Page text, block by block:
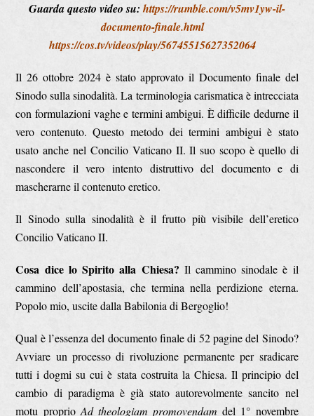
Guarda questo video su: https://rumble.com/v5mv1yw-il-
documento-finale.html
https://cos.tv/videos/play/56745515627352064
Il 26 ottobre 2024 è stato approvato il Documento finale del
Sinodo sulla sinodalità. La terminologia carismatica è intrecciata
con formulazioni vaghe e termini ambigui. È difficile dedurne il
vero contenuto. Questo metodo dei termini ambigui è stato
usato anche nel Concilio Vaticano II. Il suo scopo è quello di
nascondere il vero intento distruttivo del documento e di
mascherarne il contenuto eretico.
Il Sinodo sulla sinodalità è il frutto più visibile dell’eretico
Concilio Vaticano II.
Cosa dice lo Spirito alla Chiesa? Il cammino sinodale è il
cammino dell’apostasia, che termina nella perdizione eterna.
Popolo mio, uscite dalla Babilonia di Bergoglio!
Qual è l’essenza del documento finale di 52 pagine del Sinodo?
Avviare un processo di rivoluzione permanente per sradicare
tutti i dogmi su cui è stata costruita la Chiesa. Il principio del
cambio di paradigma è già stato autorevolmente sancito nel
motu proprio Ad theologiam promovendam del 1° novembre